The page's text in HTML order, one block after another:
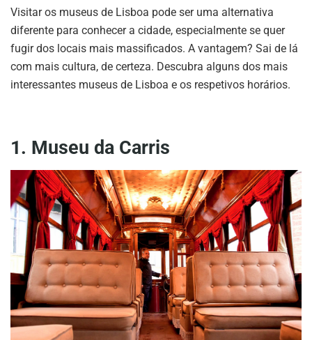
Visitar os museus de Lisboa pode ser uma alternativa
diferente para conhecer a cidade, especialmente se quer
fugir dos locais mais massificados. A vantagem? Sai de lá
com mais cultura, de certeza. Descubra alguns dos mais
interessantes museus de Lisboa e os respetivos horários.
1. Museu da Carris